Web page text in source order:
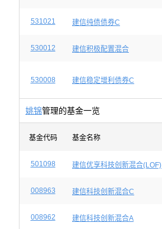
531021 建信纯债债券C
530012 建信积极配置混合
530008 建信稳定增利债券C
姚锦管理的基金一览
基金代码 基金名称
501098 建信优享科技创新混合(LOF)
008963 建信科技创新混合C
008962 建信科技创新混合A